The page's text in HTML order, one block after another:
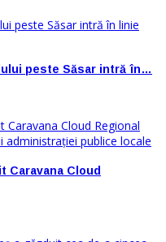
peste Săsar intră în…
Caravana Cloud